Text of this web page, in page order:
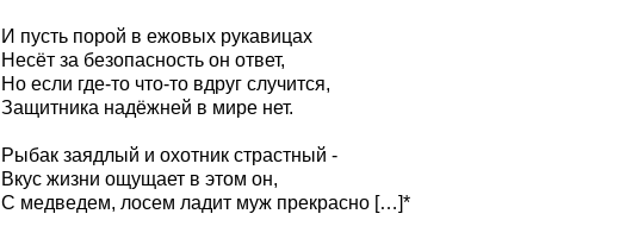
И пусть порой в ежовых рукавицах
Несёт за безопасность он ответ,
Но если где-то что-то вдруг случится,
Защитника надёжней в мире нет.
Рыбак заядлый и охотник страстный -
Вкус жизни ощущает в этом он,
С медведем, лосем ладит муж прекрасно […]*